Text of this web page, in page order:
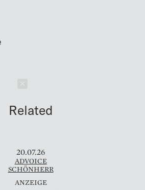
Related
20.07.26
ADVOICE
SCHÖNHERR